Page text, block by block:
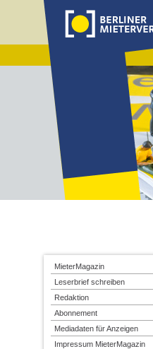
MieterMagazin
Leserbrief schreiben
Redaktion
Abonnement
Mediadaten für Anzeigen
Impressum MieterMagazin